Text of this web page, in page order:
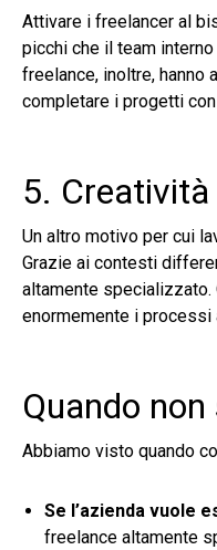
Attivare i freelancer al
picchi che il team
freelance, inoltre, hanno
completare i progetti con
5.
Un altro motivo per cui
Grazie ai contesti
altamente specializzato.
enormemente i processi
Quando
Abbiamo visto quando
Se l’azienda vuole
freelance altamente